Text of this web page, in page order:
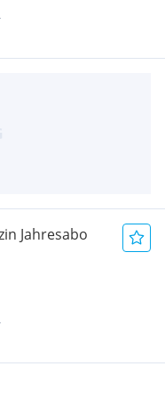
Jahresabo